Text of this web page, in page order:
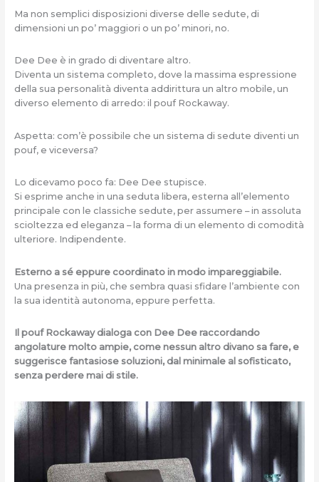
Ma non semplici disposizioni diverse delle sedute, di
dimensioni un po’ maggiori o un po’ minori, no.
Dee Dee è in grado di diventare altro.
Diventa un sistema completo, dove la massima espressione
della sua personalità diventa addirittura un altro mobile, un
diverso elemento di arredo: il pouf Rockaway.
Aspetta: com’è possibile che un sistema di sedute diventi un
pouf, e viceversa?
Lo dicevamo poco fa: Dee Dee stupisce.
Si esprime anche in una seduta libera, esterna all’elemento
principale con le classiche sedute, per assumere – in assoluta
scioltezza ed eleganza – la forma di un elemento di comodità
ulteriore. Indipendente.
Esterno a sé eppure coordinato in modo impareggiabile.
Una presenza in più, che sembra quasi sfidare l’ambiente con
la sua identità autonoma, eppure perfetta.
Il pouf Rockaway dialoga con Dee Dee raccordando
angolature molto ampie, come nessun altro divano sa fare, e
suggerisce fantasiose soluzioni, dal minimale al sofisticato,
senza perdere mai di stile.